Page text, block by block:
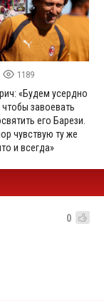
1189
«Будем усердно
чтобы завоевать
его Барези.
чувствую ту же
и всегда»
0